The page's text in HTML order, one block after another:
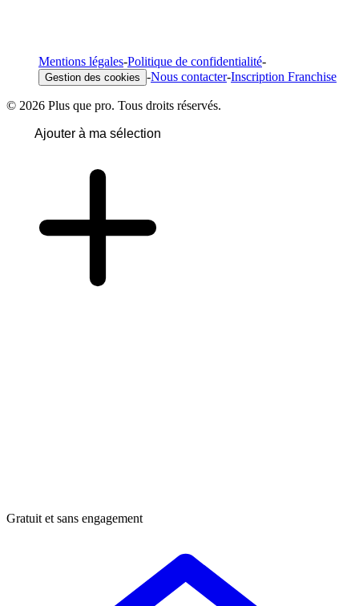
Mentions légales-Politique de confidentialité-
Gestion des cookies -Nous contacter-Inscription Franchise
© 2026 Plus que pro. Tous droits réservés.
Ajouter à ma sélection
Gratuit et sans engagement